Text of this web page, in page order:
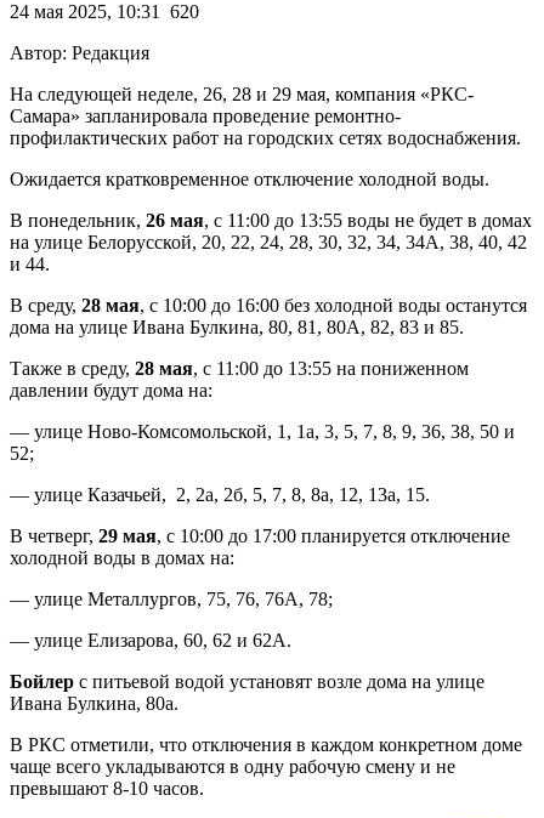
24 мая 2025, 10:31 620
Автор: Редакция
На следующей неделе, 26, 28 и 29 мая, компания «РКС-
Самара» запланировала проведение ремонтно-
профилактических работ на городских сетях водоснабжения.
Ожидается кратковременное отключение холодной воды.
В понедельник, 26 мая, с 11:00 до 13:55 воды не будет в домах
на улице Белорусской, 20, 22, 24, 28, 30, 32, 34, 34А, 38, 40, 42
и 44.
В среду, 28 мая, с 10:00 до 16:00 без холодной воды останутся
дома на улице Ивана Булкина, 80, 81, 80А, 82, 83 и 85.
Также в среду, 28 мая, с 11:00 до 13:55 на пониженном
давлении будут дома на:
— улице Ново-Комсомольской, 1, 1а, 3, 5, 7, 8, 9, 36, 38, 50 и
52;
— улице Казачьей, 2, 2а, 2б, 5, 7, 8, 8а, 12, 13а, 15.
В четверг, 29 мая, с 10:00 до 17:00 планируется отключение
холодной воды в домах на:
— улице Металлургов, 75, 76, 76А, 78;
— улице Елизарова, 60, 62 и 62А.
Бойлер с питьевой водой установят возле дома на улице
Ивана Булкина, 80а.
В РКС отметили, что отключения в каждом конкретном доме
чаще всего укладываются в одну рабочую смену и не
превышают 8-10 часов.